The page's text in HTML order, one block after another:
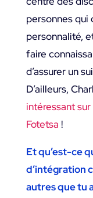
personnes qui
personnalité,
faire
d’assurer un
D’ailleurs,
intéressant
Fotetsa !
Et qu’est-ce
d’intégration
autres que tu